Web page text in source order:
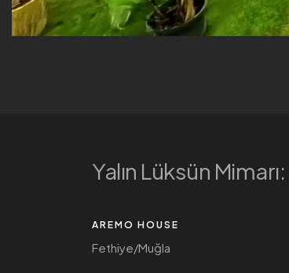
Yalın Lüksün Mimarı:
AREMO HOUSE
Fethiye/Muğla